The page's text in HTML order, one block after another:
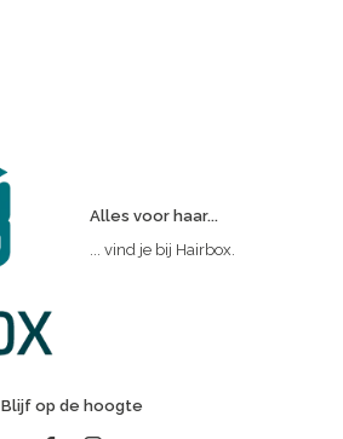
Alles voor haar...
... vind je bij Hairbox.
Blijf op de hoogte